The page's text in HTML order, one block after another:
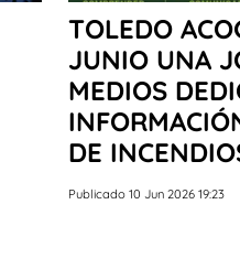
TOLEDO
JUNIO UNA
MEDIOS
DE
Publicado 10 Jun 2026 19:23